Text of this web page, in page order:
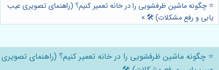
⭐️ چگونه ماشین ظرفشویی را در خانه تعمیر کنیم؟ (راهنمای تصویری عیب
یابی و رفع مشکلات) 🛠️»
⭐️ چگونه ماشین ظرفشویی را در خانه تعمیر کنیم؟ (راهنمای تصویری